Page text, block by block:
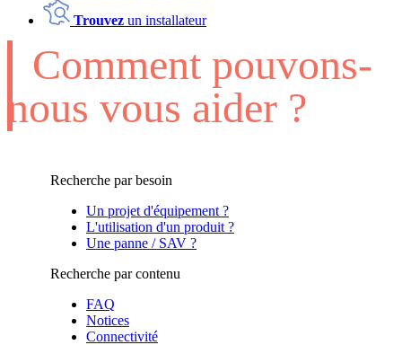
Trouvez un installateur
Comment pouvons-
nous vous aider ?
Recherche par besoin
Un projet d'équipement ?
L'utilisation d'un produit ?
Une panne / SAV ?
Recherche par contenu
FAQ
Notices
Connectivité